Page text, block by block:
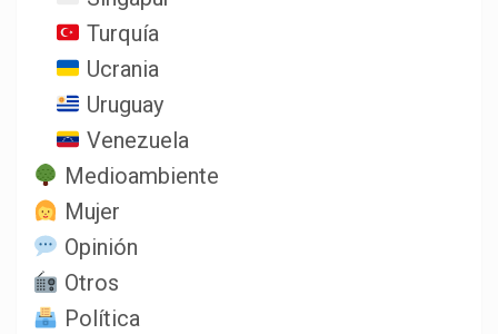
Turquía
Ucrania
Uruguay
Venezuela
Medioambiente
Mujer
Opinión
Otros
Política